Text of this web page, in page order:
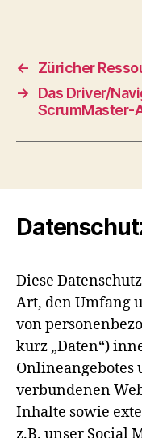
←
Züricher
→
Das Driver/
ScrumMaster-
Diese
Art, den Umfang
von
kurz „Daten“)
Onlineangebotes
verbundenen
Inhalte sowie
z.B. unser Social